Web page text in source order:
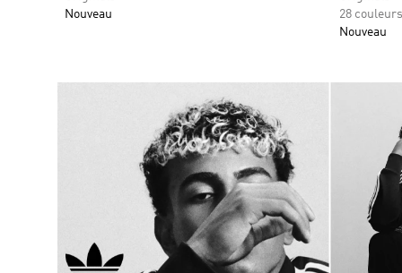
Nouveau
28 couleurs
Nouveau